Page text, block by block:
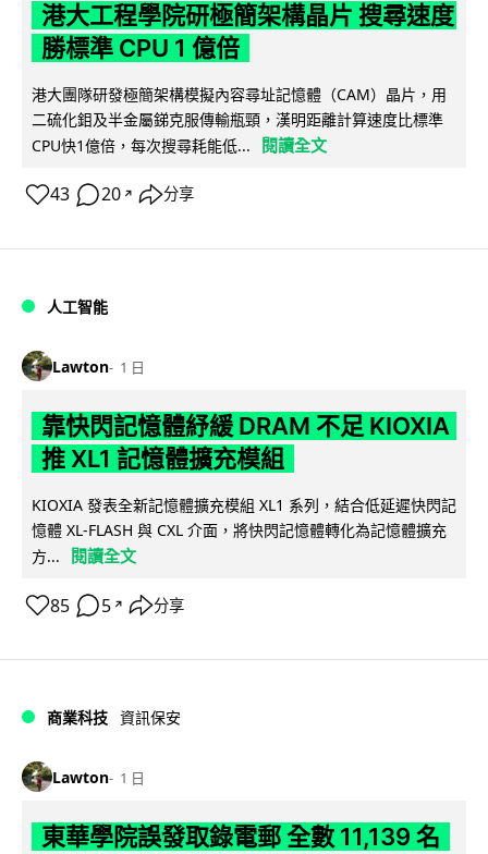
港大工程學院研極簡架構晶片 搜尋速度
勝標準 CPU 1 億倍
港大團隊研發極簡架構模擬內容尋址記憶體（CAM）晶片，用
二硫化鉬及半金屬銻克服傳輸瓶頸，漢明距離計算速度比標準
CPU快1億倍，每次搜尋耗能低...
閱讀全文
43 20 ↗ 分享
人工智能
Lawton 1 日
靠快閃記憶體紓緩 DRAM 不足 KIOXIA
推 XL1 記憶體擴充模組
KIOXIA 發表全新記憶體擴充模組 XL1 系列，結合低延遲快閃記
憶體 XL-FLASH 與 CXL 介面，將快閃記憶體轉化為記憶體擴充
方...
閱讀全文
85 5 ↗ 分享
商業科技 資訊保安
Lawton 1 日
東華學院誤發取錄電郵 全數 11,139 名